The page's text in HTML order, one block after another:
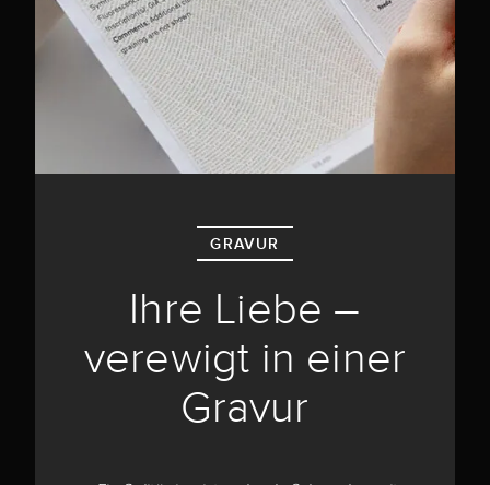
GRAVUR
Ihre Liebe –
verewigt in einer
Gravur